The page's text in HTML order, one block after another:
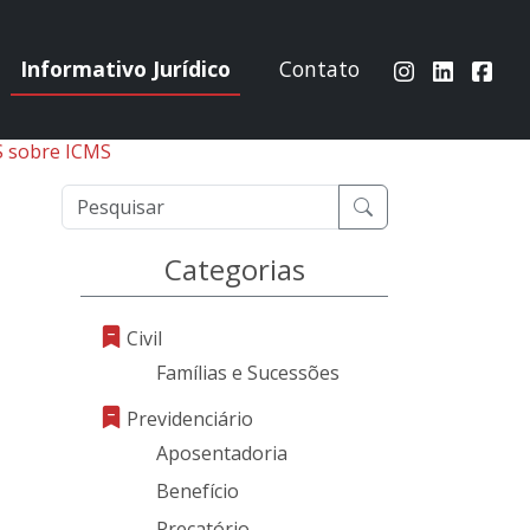
Informativo Jurídico Contato
sobre ICMS
Categorias
Civil
Famílias e Sucessões
Previdenciário
Aposentadoria
Benefício